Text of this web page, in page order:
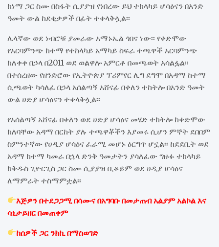
ከነማ ጋር ስሙ በስፋት ሲያያዝ የነበረው ይህ ተከላካይ ሆሳዕናን በአንድ
ዓመት ውል ከደቂቃዎች በፊት ተቀላቅሏል፡፡
ሌላኛው ወደ ነብሮቹ ያመራው አማኑኤል ጎበና ነው፡፡ የቀድሞው
የአርባምንጭ ከተማ የተከላካይ አማካይ ስፍራ ተጫዋች አርባምንጭ
ከለቀቀ በኃላ በ2011 ወደ ወልዋሎ አምርቶ በመጫወት አሳልፏል፡፡
በተሰረዘው የዘንድሮው የኢትዮጵያ ፕሪምየር ሊግ ደግሞ በአዳማ ከተማ
ሲጫወት ካሳለፈ በኃላ አሰልጣኝ አሸናፊ በቀለን ተከትሎ በአንድ ዓመት
ውል ሀድያ ሆሳዕናን ተቀላቅሏል፡፡
የአሰልጣኝ አሸናፊ በቀለን ወደ ሀድያ ሆሳዕና መሄድ ተከትሎ ከቀድሞው
ክለባቸው አዳማ በርከት ያሉ ተጫዋቾችን እያመሩ ሲሆን ምኞት ደበበም
ስምንተኛው የሀዲያ ሆሳዕና ፈራሚ መሆኑ ዕርግጥ ሆኗል፡፡ ከደደቢት ወደ
አዳማ ከተማ ካመራ በኋላ ድንቅ ዓመታትን ያሳለፈው ግዙፉ ተከላካይ
ከቅዱስ ጊዮርጊስ ጋር ስሙ ሲያያዝ ቢቆይም ወደ ሀዲያ ሆሳዕና
ለማምራት ተስማምቷል፡፡
እጅዎን በተደጋጋሚ በሳሙና በአግባቡ በመታጠብ አልያም አልኮል እና
ሳኒታይዘር በመጠቀም
ከሰዎች ጋር ንክኪ በማስወገድ